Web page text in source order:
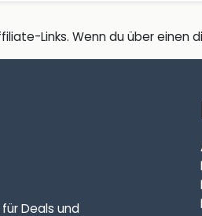
Links. Wenn du über einen
Deals und